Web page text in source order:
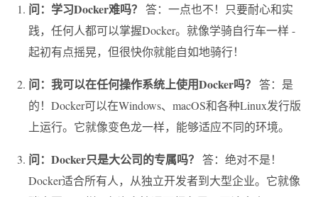
问：学习Docker难吗？ 答：一点也不！只要耐心和实
践，任何人都可以掌握Docker。就像学骑自行车一样 -
起初有点摇晃，但很快你就能自如地骑行！
问：我可以在任何操作系统上使用Docker吗？ 答：是
的！Docker可以在Windows、macOS和各种Linux发行版
上运行。它就像变色龙一样，能够适应不同的环境。
问：Docker只是大公司的专属吗？ 答：绝对不是！
Docker适合所有人，从独立开发者到大型企业。它就像